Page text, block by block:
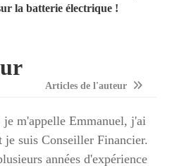
la batterie électrique !
Articles de l'auteur
je m'appelle Emmanuel, j'ai
je suis Conseiller Financier.
années d'expérience